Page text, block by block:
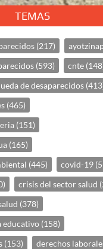
TEMAS
(217)
(593) cnte
de desaparecidos
(465)
(151)
(165)
(445) covid-19
crisis del sector salud
(378)
educativo (158)
(153) derechos